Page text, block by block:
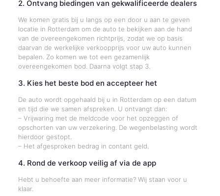
2. Ontvang biedingen van gekwalificeerde dealers
We komen gratis bij u langs op een door u aan te geven
locatie in Rotterdam om de auto te bekijken aan de hand
van de overeengekomen richtprijs, zodat we op basis
daarvan de werkelijke verkoopprijs voor uw auto kunnen
bepalen. Zo komen we tot een gezamenlijk
overeengekomen bod. Daarna volgt stap 3.
3. Kies het beste bod en accepteer het
De auto wordt opgehaald bij u in Rotterdam op een datum
en tijd die we samen afspreken. U ontvangt dan:
– Vrijwaring met de meldcode voor het opzeggen of
opschorten van uw verzekering. De wegenbelasting wordt
hierdoor gestopt.
– Het afgesproken bedrag in contant geld.
4. Rond de verkoop veilig af via de app
Hebt u behoefte aan meer informatie? Wij staan voor u
klaar.